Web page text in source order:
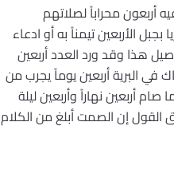
أربعون محراباً لصلاتهم
الأربعين تيمناً به أو ادعاء
هذا وقد ورد العدد أربعين
مرقص (3) الإصحاح الأول ( وكان هناك في البرية أربعين يوماً يجرب من
صام أربعين نهاراً وأربعين ليلة
القول إن الصمت أبلغ من الكلام